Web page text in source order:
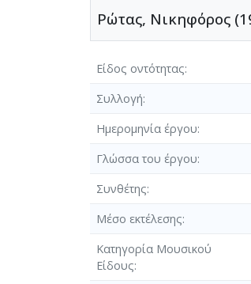
Ρώτας, Νικηφόρος
Είδος οντότητας
Συλλογή
Ημερομηνία έργου
Γλώσσα του έργου
Συνθέτης
Μέσο εκτέλεσης
Κατηγορία Μουσικού
Είδους